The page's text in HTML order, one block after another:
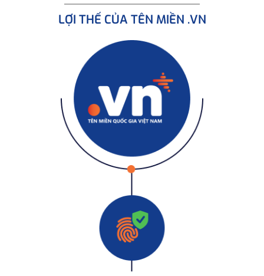
LỢI THẾ CỦA TÊN MIỀN .VN